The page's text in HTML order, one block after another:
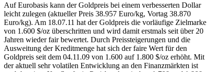
Auf Eurobasis kann der Goldpreis bei einem verbesserten Dollar
leicht zulegen (aktueller Preis 38.957 Euro/kg, Vortag 38.870
Euro/kg). Am 18.07.11 hat der Goldpreis die vorläufige Zielmarke
von 1.600 $/oz überschritten und wird damit erstmals seit über 20
Jahren wieder fair bewertet. Durch Preissteigerungen und die
Ausweitung der Kreditmenge hat sich der faire Wert für den
Goldpreis seit dem 04.11.09 von 1.600 auf 1.800 $/oz erhöht. Mit
der aktuell sehr volatilen Entwicklung an den Finanzmärkten ist